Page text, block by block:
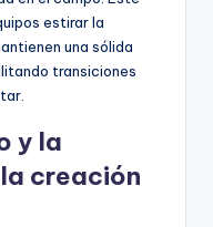
estirar la
una sólida
transiciones
y la
creación